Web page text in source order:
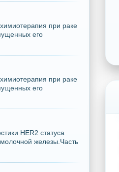
при раке
его
при раке
его
HER2 статуса
железы.Часть